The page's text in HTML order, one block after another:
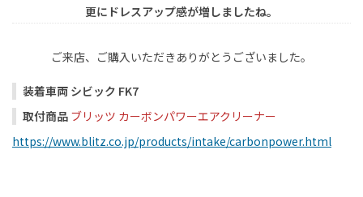
更にドレスアップ感が増しましたね。
ご来店、ご購入いただきありがとうございました。
装着車両 シビック FK7
取付商品 ブリッツ カーボンパワーエアクリーナー
https://www.blitz.co.jp/products/intake/carbonpower.html